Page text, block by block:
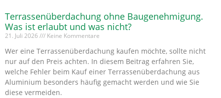
Terrassenüberdachung ohne Baugenehmigung.
Was ist erlaubt und was nicht?
21. Juli 2026 Keine Kommentare
Wer eine Terrassenüberdachung kaufen möchte, sollte nicht
nur auf den Preis achten. In diesem Beitrag erfahren Sie,
welche Fehler beim Kauf einer Terrassenüberdachung aus
Aluminium besonders häufig gemacht werden und wie Sie
diese vermeiden.